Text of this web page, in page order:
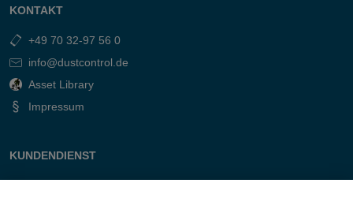
KONTAKT
+49 70 32-97 56 0
info@dustcontrol.de
Asset Library
Impressum
KUNDENDIENST